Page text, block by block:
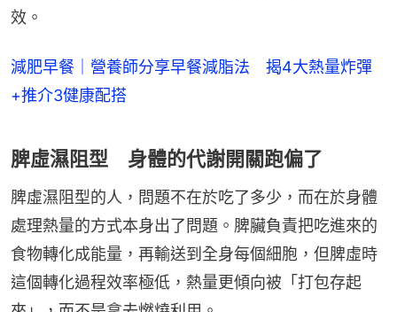
效。
減肥早餐｜營養師分享早餐減脂法 揭4大熱量炸彈
+推介3健康配搭
脾虛濕阻型 身體的代謝開關跑偏了
脾虛濕阻型的人，問題不在於吃了多少，而在於身體
處理熱量的方式本身出了問題。脾臟負責把吃進來的
食物轉化成能量，再輸送到全身每個細胞，但脾虛時
這個轉化過程效率極低，熱量更傾向被「打包存起